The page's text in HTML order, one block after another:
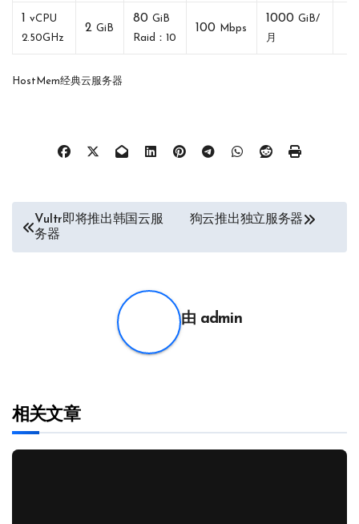
1vCPU
2.50GHz
2GiB
80GiB
Raid：10
100 Mbps
1000GiB/
月
HostMem经典云服务器
Vultr即将推出韩国云服
务器
狗云推出独立服务器
由 admin
相关文章